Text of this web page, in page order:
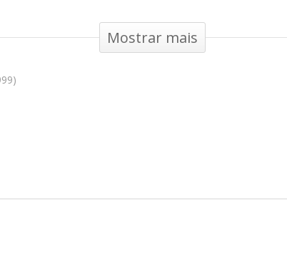
Maravilha, Yara Lins mais Gêneros Família,
Mostrar mais